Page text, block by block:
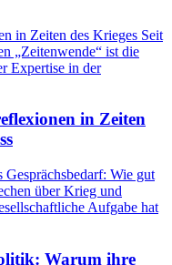
in Zeiten des Krieges Seit
„Zeitenwende“ ist die
Expertise in der
in Zeiten
Wie gut
über Krieg und
Aufgabe hat
Warum ihre